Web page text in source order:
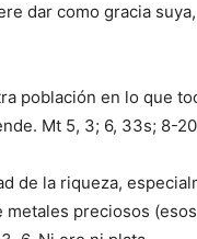
dar como gracia
población en lo que
Mt 5, 3; 6, 33s; 8-
de la riqueza,
preciosos